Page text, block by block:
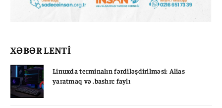
XƏBƏR LENTİ
Linuxda terminalın fərdiləşdirilməsi: Alias
yaratmaq və .bashrc faylı